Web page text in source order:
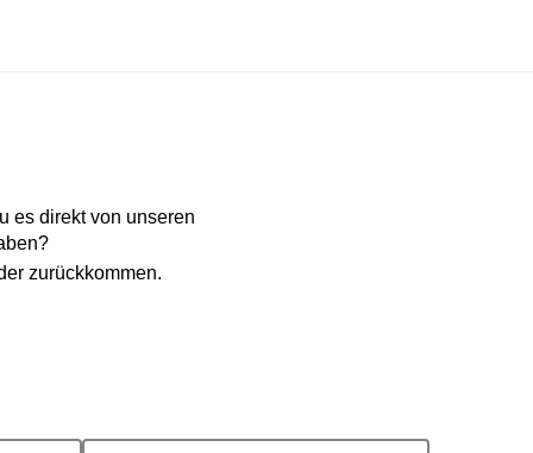
es direkt von unseren
zurückkommen.